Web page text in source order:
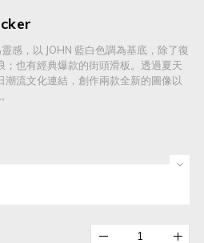
感，以 JOHN 藍白色調為基底，除了復
；也有經典爆款的街頭滑板。透過夏天
潮流文化連結，創作兩款全新的圖像以